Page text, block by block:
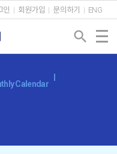
인 회원가입 문의하기 ENG
search
Calendar